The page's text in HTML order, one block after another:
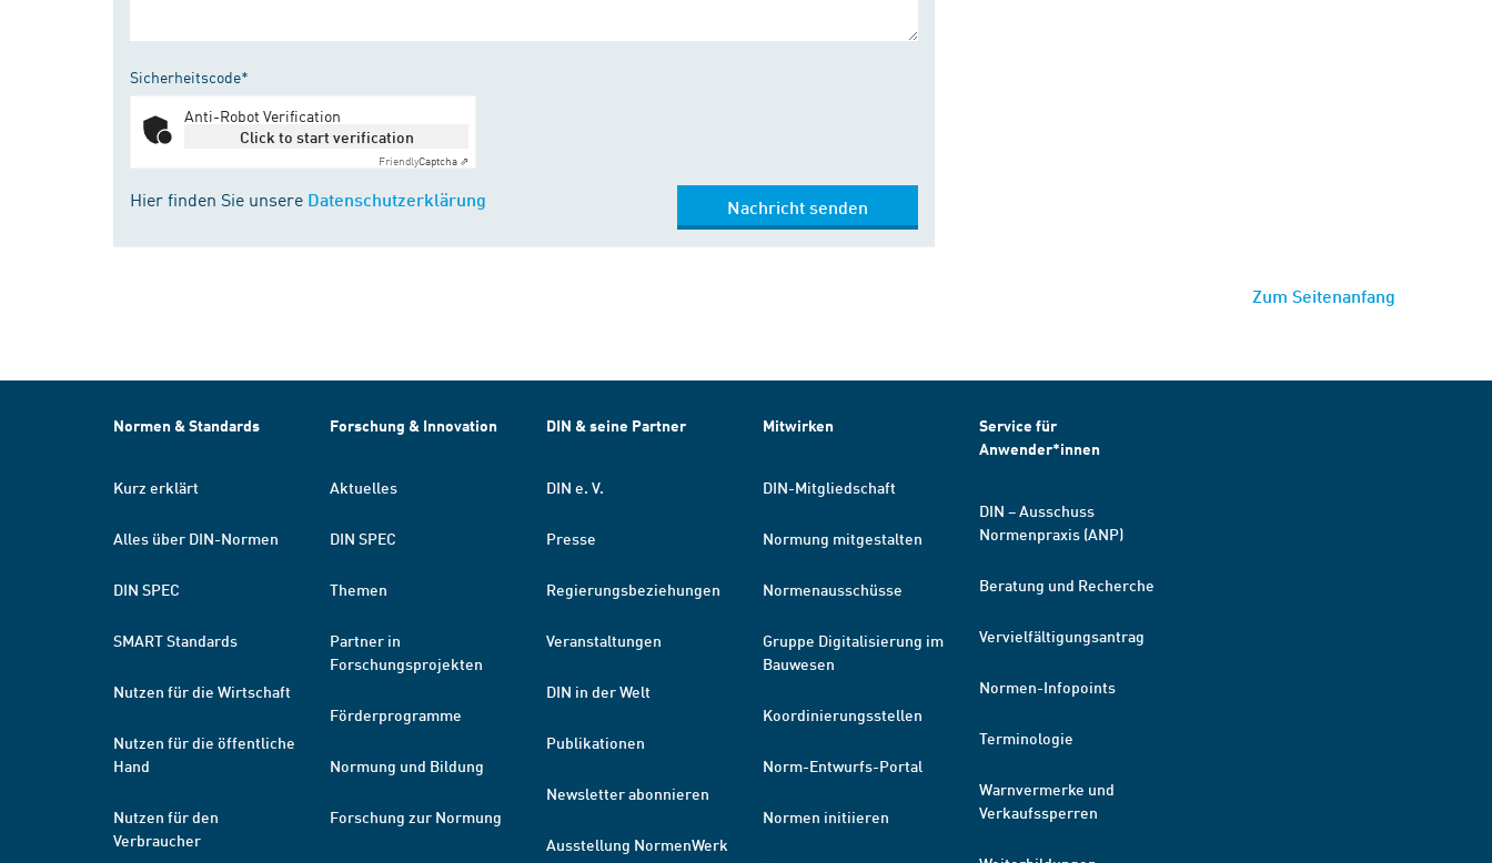
Sicherheitscode*
Anti-Robot Verification
Click to start verification
FriendlyCaptcha ⇗
Hier finden Sie unsere Datenschutzerklärung Nachricht senden
Zum Seitenanfang
Normen & Standards
Kurz erklärt
Alles über DIN-Normen
DIN SPEC
SMART Standards
Nutzen für die Wirtschaft
Nutzen für die öffentliche
Hand
Nutzen für den
Verbraucher
Forschung & Innovation
Aktuelles
DIN SPEC
Themen
Partner in
Forschungsprojekten
Förderprogramme
Normung und Bildung
Forschung zur Normung
DIN & seine Partner
DIN e. V.
Presse
Regierungsbeziehungen
Veranstaltungen
DIN in der Welt
Publikationen
Newsletter abonnieren
Ausstellung NormenWerk
Mitwirken
DIN-Mitgliedschaft
Normung mitgestalten
Normenausschüsse
Gruppe Digitalisierung im
Bauwesen
Koordinierungsstellen
Norm-Entwurfs-Portal
Normen initiieren
Service für
Anwender*innen
DIN – Ausschuss
Normenpraxis (ANP)
Beratung und Recherche
Vervielfältigungsantrag
Normen-Infopoints
Terminologie
Warnvermerke und
Verkaufssperren